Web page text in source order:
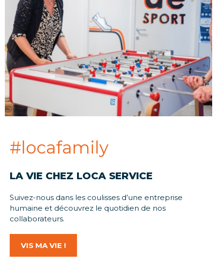
#locafamily
LA VIE CHEZ LOCA SERVICE
Suivez-nous dans les coulisses d’une entreprise
humaine et découvrez le quotidien de nos
collaborateurs.
VIS MA VIE !